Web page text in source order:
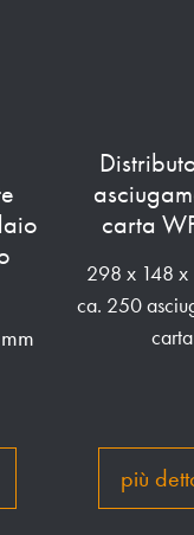
carta
298 x 148 x
ca. 250
carta
più